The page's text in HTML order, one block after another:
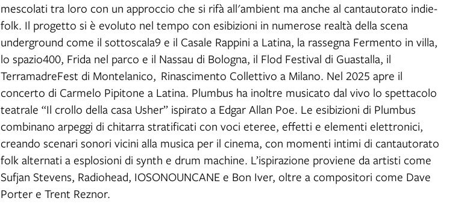
mescolati tra loro con un approccio che si rifà all'ambient ma anche al cantautorato indie-
folk. Il progetto si è evoluto nel tempo con esibizioni in numerose realtà della scena
underground come il sottoscala9 e il Casale Rappini a Latina, la rassegna Fermento in villa,
lo spazio400, Frida nel parco e il Nassau di Bologna, il Flod Festival di Guastalla, il
TerramadreFest di Montelanico, Rinascimento Collettivo a Milano. Nel 2025 apre il
concerto di Carmelo Pipitone a Latina. Plumbus ha inoltre musicato dal vivo lo spettacolo
teatrale “Il crollo della casa Usher” ispirato a Edgar Allan Poe. Le esibizioni di Plumbus
combinano arpeggi di chitarra stratificati con voci eteree, effetti e elementi elettronici,
creando scenari sonori vicini alla musica per il cinema, con momenti intimi di cantautorato
folk alternati a esplosioni di synth e drum machine. L’ispirazione proviene da artisti come
Sufjan Stevens, Radiohead, IOSONOUNCANE e Bon Iver, oltre a compositori come Dave
Porter e Trent Reznor.